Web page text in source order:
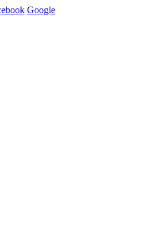
Google